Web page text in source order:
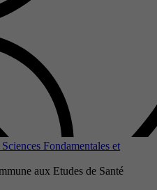
Fondamentales et
aux Etudes de Santé